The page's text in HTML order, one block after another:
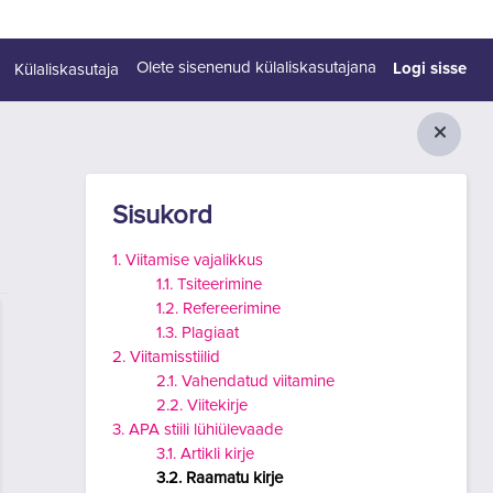
Külaliskasutaja Olete sisenenud külaliskasutajana Logi sisse
Sisukord
1. Viitamise vajalikkus
1.1. Tsiteerimine
1.2. Refereerimine
1.3. Plagiaat
2. Viitamisstiilid
2.1. Vahendatud viitamine
2.2. Viitekirje
3. APA stiili lühiülevaade
3.1. Artikli kirje
3.2. Raamatu kirje